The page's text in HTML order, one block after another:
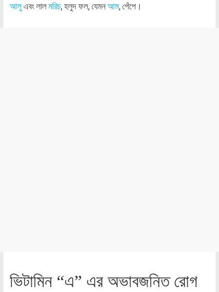
আলুএবং লালমরিচ, হলুদ ফল, যেমনআম, পেঁপে।
ভিটামিন “এ” এর অভাবজনিত রোগ